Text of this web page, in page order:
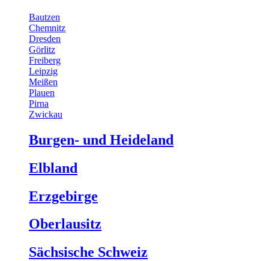
Bautzen
Chemnitz
Dresden
Görlitz
Freiberg
Leipzig
Meißen
Plauen
Pirna
Zwickau
Burgen- und Heideland
Elbland
Erzgebirge
Oberlausitz
Sächsische Schweiz